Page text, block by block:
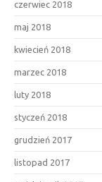
czerwiec 2018
maj 2018
kwiecień 2018
marzec 2018
luty 2018
styczeń 2018
grudzień 2017
listopad 2017